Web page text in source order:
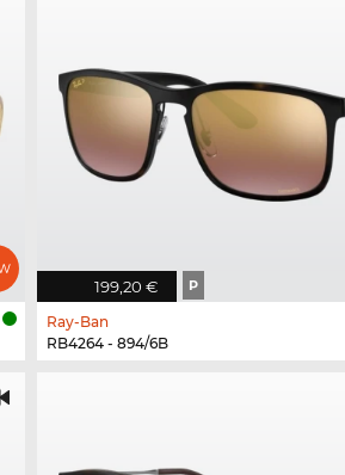
199,20 € P
Ray-Ban
RB4264 - 894/6B